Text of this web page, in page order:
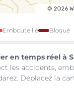
Embouteillé Bloqué
en temps réel à
les accidents,
Déplacez la